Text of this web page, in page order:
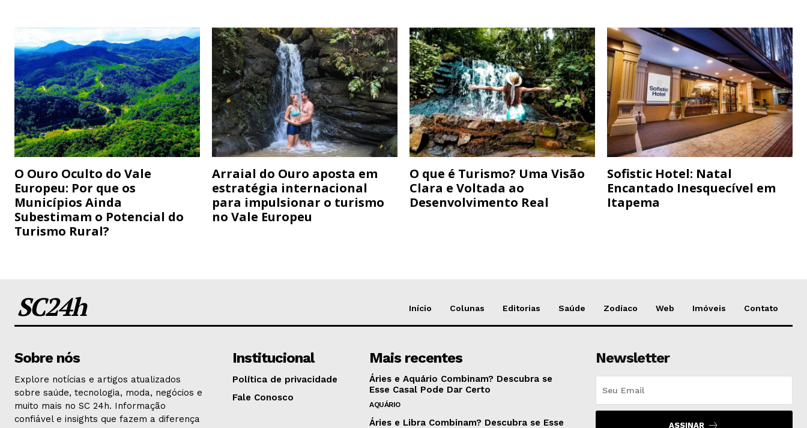
O Ouro Oculto do Vale
Europeu: Por que os
Municípios Ainda
Subestimam o Potencial do
Turismo Rural?
Arraial do Ouro aposta em
estratégia internacional
para impulsionar o turismo
no Vale Europeu
O que é Turismo? Uma Visão
Clara e Voltada ao
Desenvolvimento Real
Sofistic Hotel: Natal
Encantado Inesquecível em
Itapema
SC24h Início Colunas Editorias Saúde Zodíaco Web Imóveis Contato
Sobre nós
Explore notícias e artigos atualizados
sobre saúde, tecnologia, moda, negócios e
muito mais no SC 24h. Informação
confiável e insights que fazem a diferença
Institucional
Política de privacidade
Fale Conosco
Mais recentes
Áries e Aquário Combinam? Descubra se
Esse Casal Pode Dar Certo
AQUÁRIO
Áries e Libra Combinam? Descubra se Esse
Newsletter
ASSINAR